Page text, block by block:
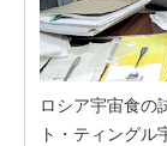
ロシア宇宙食の
ト・ティングル